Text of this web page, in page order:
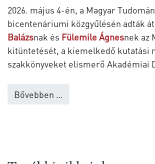
2026. május 4-én, a Magyar
bicentenáriumi közgyűlésén adták át
Balázsnak és Fülemile Ágnesnek az
kitüntetését, a kiemelkedő kutatási
szakkönyveket elismerő Akadémiai
Bővebben …